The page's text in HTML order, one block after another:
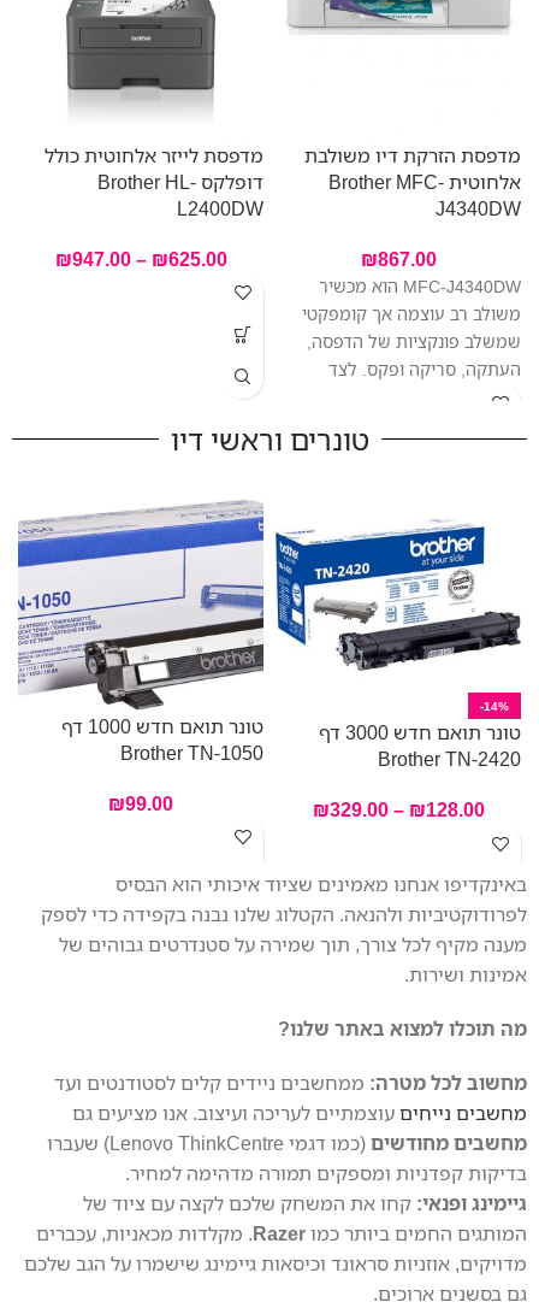
מדפסת הזרקת דיו משולבת
אלחוטית Brother MFC-
J4340DW
₪867.00
‎MFC-J4340DW הוא מכשיר
משולב רב עוצמה אך קומפקטי
שמשלב פונקציות של הדפסה,
העתקה, סריקה ופקס. לצד
הפונקציות המקצועיות הרבות,
מגוונות. מזין המסמכים האוטומטי
למחסניות הדיו הגדולות שכלולות
באריזה עם קיבולת הדפסה עד
3,000 דפים בשחור ו–1,500 דפים
בצבע, תוכלו להדפיס יותר עם
פחות הפרעות. ה-MFC-
J4340DW משלב פונקציות
מגוונות במארז קומפקטי אך חזק,
מה שהופך אותו לשותף המושלם
במשרד הביתי שלכם.
מדפסת לייזר אלחוטית כולל
דופלקס Brother HL-
L2400DW
₪625.00
–
₪947.00
טונרים וראשי דיו
-14%
טונר תואם חדש 3000 דף
Brother TN-2420
₪128.00
–
₪329.00
טונר תואם חדש 1000 דף
Brother TN-1050
₪99.00
באינקדיפו אנחנו מאמינים שציוד איכותי הוא הבסיס
לפרודוקטיביות ולהנאה. הקטלוג שלנו נבנה בקפידה כדי לספק
מענה מקיף לכל צורך, תוך שמירה על סטנדרטים גבוהים של
אמינות ושירות.
מה תוכלו למצוא באתר שלנו?
מחשוב לכל מטרה: ממחשבים ניידים קלים לסטודנטים ועד
מחשבים נייחיםעוצמתיים לעריכה ועיצוב. אנו מציעים גם
מחשבים מחודשים
(כמו דגמי Lenovo ThinkCentre) שעברו
בדיקות קפדניות ומספקים תמורה מדהימה למחיר.
גיימינג ופנאי: קחו את המשחק שלכם לקצה עם ציוד של
המותגים החמים ביותר כמוRazer. מקלדות מכאניות, עכברים
מדויקים, אוזניות סראונד וכיסאות גיימינג שישמרו על הגב שלכם
גם בסשנים ארוכים.